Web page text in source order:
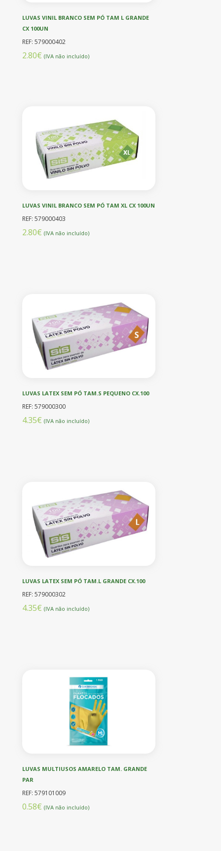
LUVAS VINIL BRANCO SEM PÓ TAM L GRANDE
CX 100UN
REF: 579000402
2.80€ (IVA não incluído)
LUVAS VINIL BRANCO SEM PÓ TAM XL CX 100UN
REF: 579000403
2.80€ (IVA não incluído)
LUVAS LATEX SEM PÓ TAM.S PEQUENO CX.100
REF: 579000300
4.35€ (IVA não incluído)
LUVAS LATEX SEM PÓ TAM.L GRANDE CX.100
REF: 579000302
4.35€ (IVA não incluído)
LUVAS MULTIUSOS AMARELO TAM. GRANDE
PAR
REF: 579101009
0.58€ (IVA não incluído)